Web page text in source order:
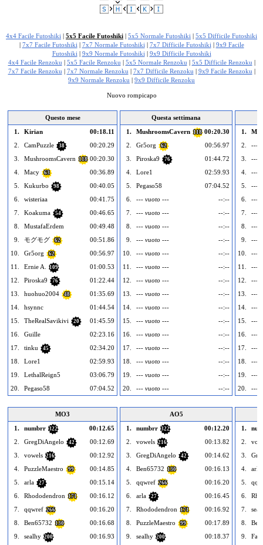
4x4 Facile Futoshiki | 5x5 Facile Futoshiki | 5x5 Normale Futoshiki | 5x5 Difficile Futoshiki
| 7x7 Facile Futoshiki | 7x7 Normale Futoshiki | 7x7 Difficile Futoshiki | 9x9 Facile
Futoshiki | 9x9 Normale Futoshiki | 9x9 Difficile Futoshiki
4x4 Facile Renzoku | 5x5 Facile Renzoku | 5x5 Normale Renzoku | 5x5 Difficile Renzoku |
7x7 Facile Renzoku | 7x7 Normale Renzoku | 7x7 Difficile Renzoku | 9x9 Facile Renzoku |
9x9 Normale Renzoku | 9x9 Difficile Renzoku
Nuovo rompicapo
Questo mese
1.
Kirian
00:18.11
2.
CamPuzzle 38
00:20.29
3.
MushroomsCavern 118 00:20.30
4.
Macy 63
00:36.89
5.
Kukurbo 98
00:40.05
6.
wisteriaa
00:41.75
7.
Koakuma 54
00:46.65
8.
MustafaErdem
00:49.48
9.
モグモグ 62
00:51.86
10.
Gr5org 62
00:56.97
11.
Ernie A. 109
01:00.53
12.
Piroska9 76
01:22.44
13.
huohuo2004 48
01:35.69
14.
hsynnc
01:44.54
15.
TheRealSavikivi 20
01:45.59
16.
Guille
02:23.16
17.
tinku 45
02:34.20
18.
Lore1
02:59.93
19.
LethalReign5
03:06.79
20.
Pegaso58 07:04.52
Questa settimana
1.
MushroomsCavern 118 00:20.30
2.
Gr5org 62
00:56.97
3.
Piroska9 76
01:44.72
4.
Lore1
02:59.93
5.
Pegaso58
07:04.52
6.
--- vuoto ---
--:--
7.
--- vuoto ---
--:--
8.
--- vuoto ---
--:--
9.
--- vuoto ---
--:--
10.
--- vuoto ---
--:--
11.
--- vuoto ---
--:--
12.
--- vuoto ---
--:--
13.
--- vuoto ---
--:--
14.
--- vuoto ---
--:--
15.
--- vuoto ---
--:--
16.
--- vuoto ---
--:--
17.
--- vuoto ---
--:--
18.
--- vuoto ---
--:--
19.
--- vuoto ---
--:--
20.
--- vuoto --- --:--
1.
2.
---
3.
---
4.
---
5.
---
6.
---
7.
---
8.
---
9.
---
10.
---
11.
---
12.
---
13.
---
14.
---
15.
---
16.
---
17.
---
18.
---
19.
---
20.
---
MO3
1.
numbrr 322
00:12.65
2.
GregDiAngelo 42
00:12.69
3.
vowels 216
00:12.92
4.
PuzzleMaestro 99
00:14.85
5.
arla 27
00:15.14
6.
Rhododendron 171
00:16.12
7.
qqwref 266
00:16.20
8.
Ben65732 130
00:16.68
9.
sealhy 200
00:16.93
AO5
1.
numbrr 322
00:12.20
2.
vowels 216
00:13.82
3.
GregDiAngelo 42
00:14.62
4.
Ben65732 130
00:16.13
5.
qqwref 266
00:16.20
6.
arla 27
00:16.45
7.
Rhododendron 171
00:16.92
8.
PuzzleMaestro 99
00:17.89
9.
sealhy 200
00:18.37
1.
2.
3.
4.
arla
5.
6.
7.
8.
9.